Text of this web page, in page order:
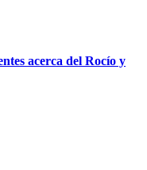
acerca del Rocío y